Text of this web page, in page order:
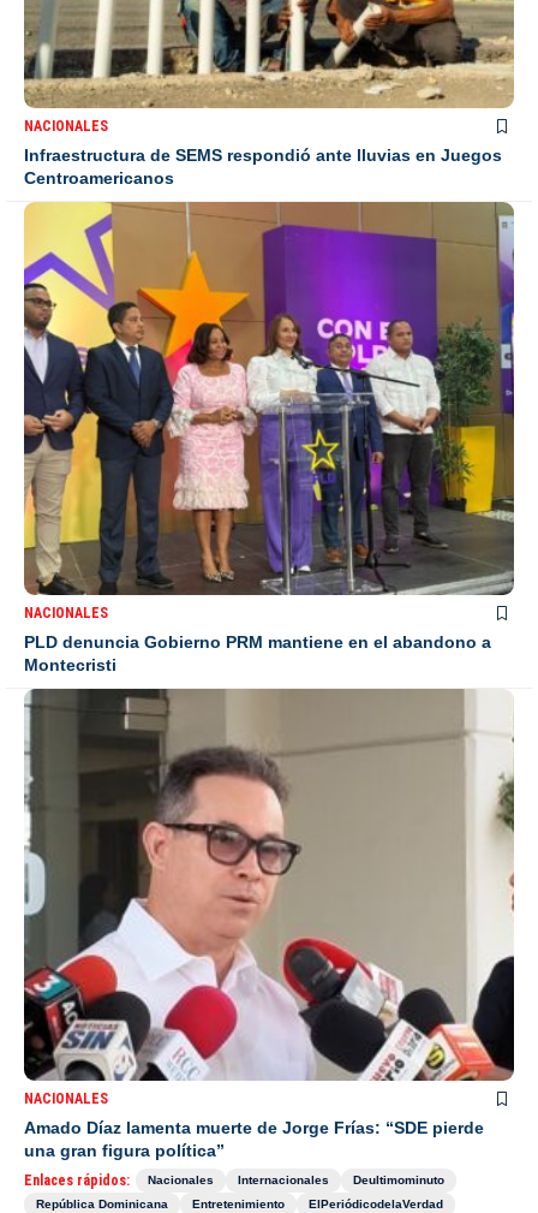
NACIONALES
Infraestructura de SEMS respondió ante lluvias en Juegos
Centroamericanos
NACIONALES
PLD denuncia Gobierno PRM mantiene en el abandono a
Montecristi
NACIONALES
Amado Díaz lamenta muerte de Jorge Frías: “SDE pierde
una gran figura política”
Enlaces rápidos: Nacionales Internacionales
Deultimominuto
República Dominicana
Entretenimiento
ElPeriódicodelaVerdad